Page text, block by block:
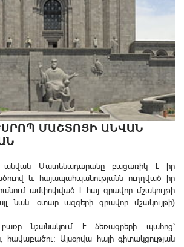
ՄԱՇՏՈՑԻ ԱՆՎԱՆ
անվան Մատենադարանը բացառիկ է իր
և հայապահպանությանն ուղղված իր
ամփոփված է հայ գրավոր մշակույթի
նաև օտար ազգերի գրավոր մշակույթի)
նշանակում է ձեռագրերի պահոց՝
հավաքածու: Այսօրվա հայի գիտակցության